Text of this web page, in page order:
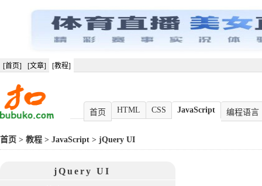
[首页] [文章] [教程]
首页 HTML CSS JavaScript 编程语言
首页 > 教程 > JavaScript > jQuery UI
jQuery UI